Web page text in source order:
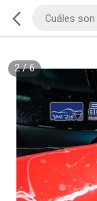
2/6